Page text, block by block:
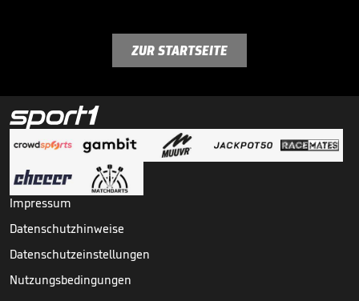
ZUR STARTSEITE
Impressum
Datenschutzhinweise
Datenschutzeinstellungen
Nutzungsbedingungen